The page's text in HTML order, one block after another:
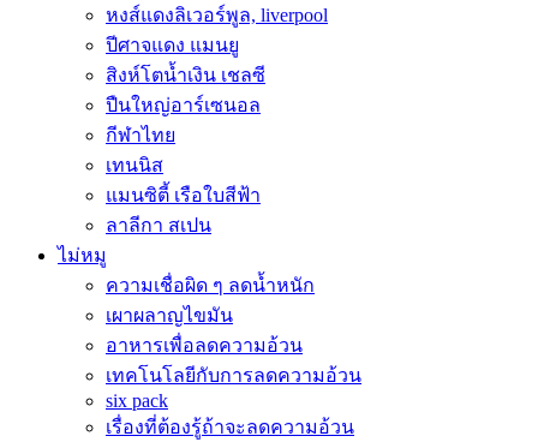
หงส์แดงลิเวอร์พูล, liverpool
ปีศาจแดง แมนยู
สิงห์โตน้ำเงิน เชลซี
ปืนใหญ่อาร์เซนอล
กีฬาไทย
เทนนิส
แมนซิตี้ เรือใบสีฟ้า
ลาลีกา สเปน
ไม่หมู
ความเชื่อผิด ๆ ลดน้ำหนัก
เผาผลาญไขมัน
อาหารเพื่อลดความอ้วน
เทคโนโลยีกับการลดความอ้วน
six pack
เรื่องที่ต้องรู้ถ้าจะลดความอ้วน